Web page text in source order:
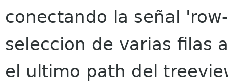
conectando la señal
seleccion de varias filas
el ultimo path del